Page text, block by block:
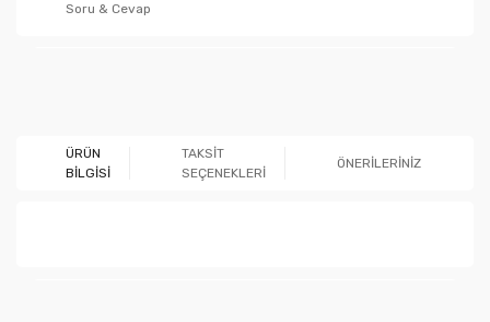
Soru & Cevap
ÜRÜN
BİLGİSİ
TAKSİT
SEÇENEKLERİ
ÖNERİLERİNİZ